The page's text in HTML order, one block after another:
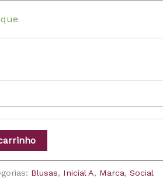
Blusas, Inicial A, Marca, Social